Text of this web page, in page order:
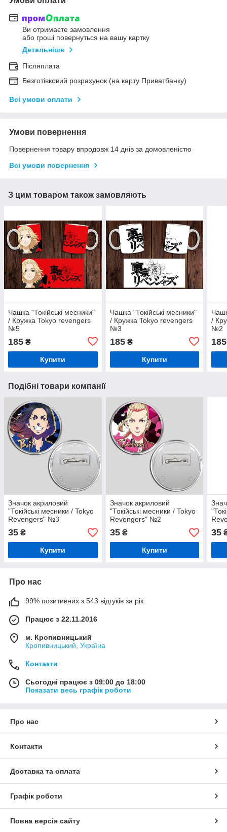
Ви отримаєте замовлення
або гроші повернуться на вашу картку
Детальніше
Післяплата
Безготівковий розрахунок (на карту Приватбанку)
Всі умови оплати
Умови повернення
Повернення товару впродовж 14 днів за домовленістю
Всі умови повернення
З цим товаром також замовляють
Чашка "Токійські месники"
/ Кружка Tokyo revengers
№5
185 ₴
Купити
Чашка "Токійські месники"
/ Кружка Tokyo revengers
№3
185₴
Купити
/
№2
185
Подібні товари компанії
Значок акриловий
"Токійські месники / Tokyo
Revengers" №3
35 ₴
Купити
Значок акриловий
"Токійські месники / Tokyo
Revengers" №2
35₴
Купити
35
Про нас
99% позитивних з 543 відгуків за рік
Працює з 22.11.2016
м. Кропивницький
Кропивницький, Україна
Контакти
Сьогодні працює з 09:00 до 18:00
Показати весь графік роботи
Про нас
Контакти
Доставка та оплата
Графік роботи
Повна версія сайту